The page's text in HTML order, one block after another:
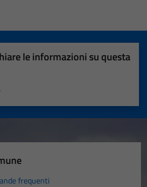
le informazioni su questa
5 stelle su 5
stelle su 5
su 5
5
frequenti